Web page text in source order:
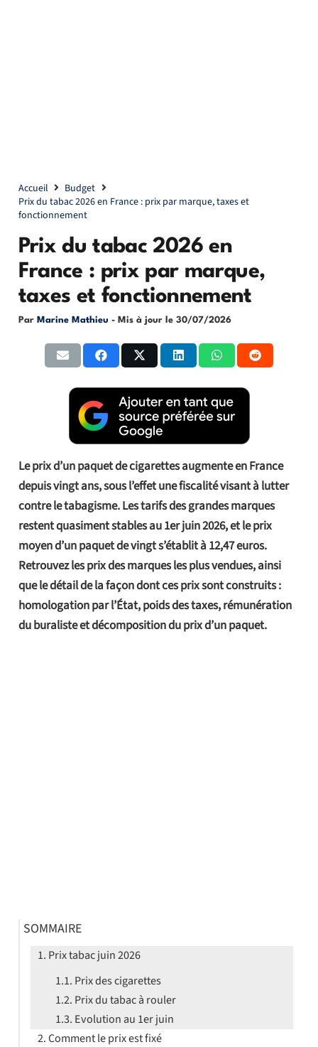
Accueil
Budget
Prix du tabac 2026 en France : prix par marque, taxes et
fonctionnement
Prix du tabac 2026 en
France : prix par marque,
taxes et fonctionnement
Par Marine Mathieu - Mis à jour le 30/07/2026
Le prix d’un paquet de cigarettes augmente en France
depuis vingt ans, sous l’effet une fiscalité visant à lutter
contre le tabagisme. Les tarifs des grandes marques
restent quasiment stables au 1er juin 2026, et le prix
moyen d’un paquet de vingt s’établit à 12,47 euros.
Retrouvez les prix des marques les plus vendues, ainsi
que le détail de la façon dont ces prix sont construits :
homologation par l’État, poids des taxes, rémunération
du buraliste et décomposition du prix d’un paquet.
SOMMAIRE
Prix tabac juin 2026
Prix des cigarettes
Prix du tabac à rouler
Evolution au 1er juin
Comment le prix est fixé